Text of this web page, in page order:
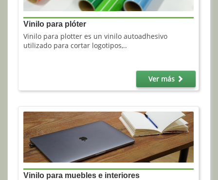
Vinilo para plóter
Vinilo para plotter es un vinilo autoadhesivo
utilizado para cortar logotipos,..
Ver más
Vinilo para muebles e interiores